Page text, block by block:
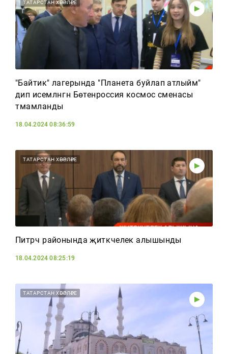
Тагын
ТАТАРСТАН ХӘБӘРЛӘРЕ
"Байтик" лагерында "Планета буйлап атлыйм"
дип исемләнгән Бөтенроссия космос сменасы
тәмамланды
18.04.2024 08:36:59
ТАТАРСТАН ХӘБӘРЛӘРЕ
Питрәч районында җитәкчелек алышынды
18.04.2024 08:25:19
ТАТАРСТАН ХӘБӘРЛӘРЕ